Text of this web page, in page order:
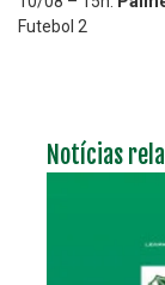
Futebol 2
Notícias